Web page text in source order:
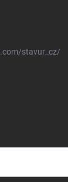
stavur_cz/